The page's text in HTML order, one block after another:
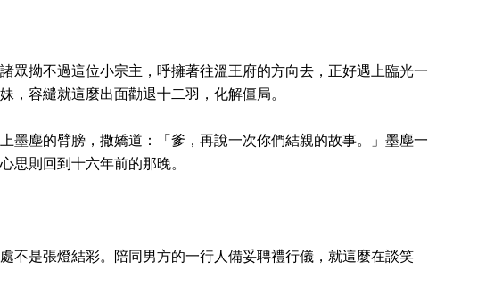
眾拗不過這位小宗主，呼擁著往溫王府的方向去，正好遇上臨光一
容繾就這麼出面勸退十二羽，化解僵局。
墨塵的臂膀，撒嬌道：「爹，再說一次你們結親的故事。」墨塵一
思則回到十六年前的那晚。
不是張燈結彩。陪同男方的一行人備妥聘禮行儀，就這麼在談笑